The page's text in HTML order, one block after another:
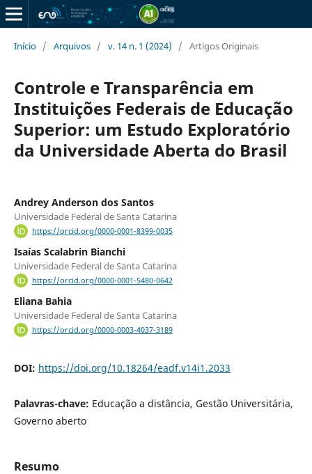
Início / Arquivos / v. 14 n. 1 (2024) / Artigos Originais
Controle e Transparência em
Instituições Federais de Educação
Superior: um Estudo Exploratório
da Universidade Aberta do Brasil
Andrey Anderson dos Santos
Universidade Federal de Santa Catarina
https://orcid.org/0000-0001-8399-0035
Isaías Scalabrin Bianchi
Universidade Federal de Santa Catarina
https://orcid.org/0000-0001-5480-0642
Eliana Bahia
Universidade Federal de Santa Catarina
https://orcid.org/0000-0003-4037-3189
DOI: https://doi.org/10.18264/eadf.v14i1.2033
Palavras-chave: Educação a distância, Gestão Universitária,
Governo aberto
Resumo